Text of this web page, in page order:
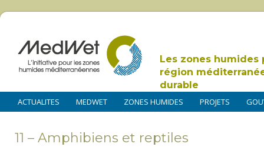
Les zones humides
région
durable
ACTUALITES MEDWET ZONES HUMIDES PROJETS
11 – Amphibiens et reptiles